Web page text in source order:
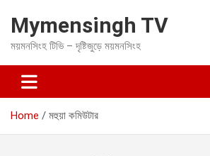
t
c
Mymensingh TV
ময়মনসিংহ টিভি – দৃষ্টিজুড়ে ময়মনসিংহ
Home মহুয়া কমিউটার